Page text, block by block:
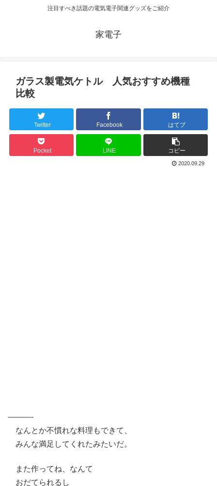
注目すべき話題の電気電子関連グッズをご紹介
家電子
ガラス製電気ケトル 人気おすすめ機種
比較
Twitter Facebook はてブ
Pocket LINE コピー
2020.09.29
———-
なんとか不慣れな料理もできて、
みんな満足してくれたみたいだ。
また作ってね、なんて
おだてられるし